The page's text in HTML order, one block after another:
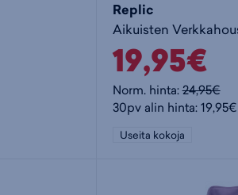
Replic
Aikuisten
19,95€
Norm. hinta:24,95€
30pv alin hinta: 19,95€
Useita kokoja